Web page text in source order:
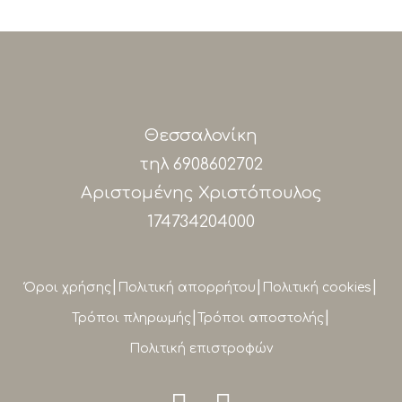
Θεσσαλονίκη
τηλ 6908602702
Αριστομένης Χριστόπουλος
174734204000
Όροι χρήσης Πολιτική απορρήτου Πολιτική cookies
Τρόποι πληρωμής Τρόποι αποστολής
Πολιτική επιστροφών